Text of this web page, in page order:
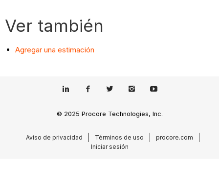
Ver también
Agregar una estimación
© 2025 Procore Technologies, Inc.
Aviso de privacidad Términos de uso
procore.com
Iniciar sesión